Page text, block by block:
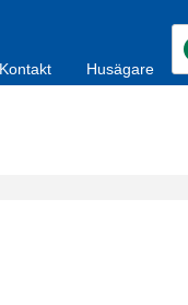
Kontakt Husägare